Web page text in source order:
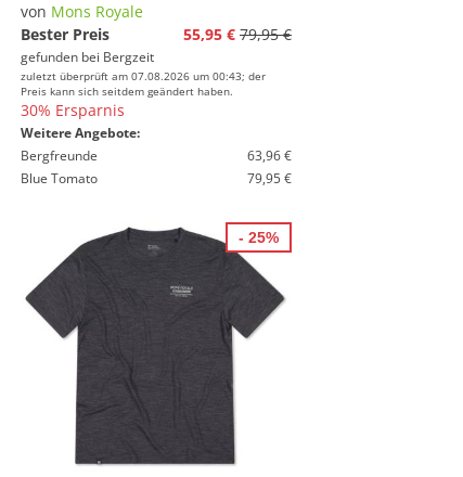
von Mons Royale
Bester Preis
55,95 € 79,95 €
gefunden bei Bergzeit
zuletzt überprüft am 07.08.2026 um 00:43; der
Preis kann sich seitdem geändert haben.
30% Ersparnis
Weitere Angebote:
Bergfreunde
63,96 €
Blue Tomato
79,95 €
- 25%